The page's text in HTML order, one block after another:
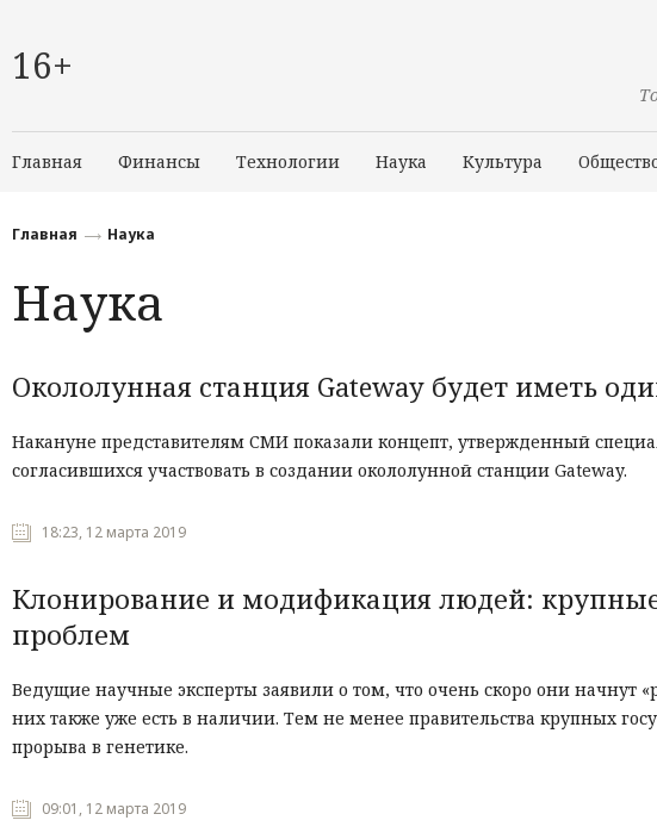
16+
Главная Финансы Технологии Наука Культура
Главная Наука
Наука
Окололунная станция Gateway будет иметь
Накануне представителям СМИ показали концепт, утвержденный
согласившихся участвовать в создании окололунной станции Gateway.
18:23, 12 марта 2019
Клонирование и модификация людей:
проблем
Ведущие научные эксперты заявили о том, что очень скоро они начнут
них также уже есть в наличии. Тем не менее правительства крупных
прорыва в генетике.
09:01, 12 марта 2019